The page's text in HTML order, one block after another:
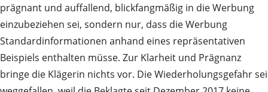
prägnant und auffallend, blickfangmäßig in die Werbung
einzubeziehen sei, sondern nur, dass die Werbung
Standardinformationen anhand eines repräsentativen
Beispiels enthalten müsse. Zur Klarheit und Prägnanz
bringe die Klägerin nichts vor. Die Wiederholungsgefahr sei